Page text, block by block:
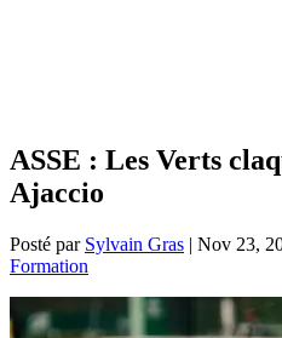
ASSE : Les Verts
Ajaccio
Posté par Sylvain Gras | Nov 23,
Formation